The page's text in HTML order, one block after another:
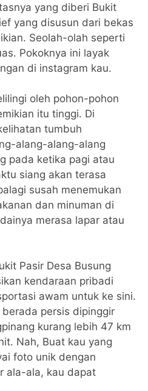
yang diberi Bukit
yang disusun dari bekas
Seolah-olah seperti
Pokoknya ini layak
di instagram kau.
oleh pohon-pohon
itu tinggi. Di
tumbuh
alang-alang-alang
pada ketika pagi atau
siang akan terasa
susah menemukan
dan minuman di
merasa lapar atau
Pasir Desa Busung
kendaraan pribadi
awam untuk ke sini.
persis dipinggir
kurang lebih 47 km
Nah, Buat kau yang
foto unik dengan
ala-ala, kau dapat